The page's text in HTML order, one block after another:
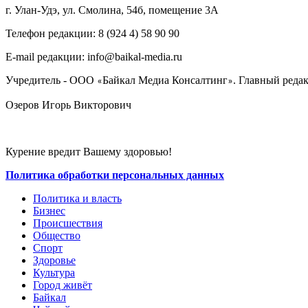
г. Улан-Удэ, ул. Смолина, 54б, помещение 3А
Телефон редакции: ‎‎8 (924 4) 58 90 90
E-mail редакции: info@baikal-media.ru
Учредитель - ООО «Байкал Медиа Консалтинг». Главный
Озеров Игорь Викторович
Курение вредит Вашему здоровью!
Политика обработки персональных данных
Политика и власть
Бизнес
Происшествия
Общество
Cпорт
Здоровье
Культура
Город живёт
Байкал